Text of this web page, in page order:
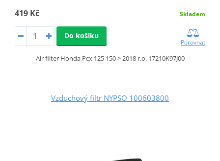
419 Kč Skladem
Do košíku
Porovnat
Air filter Honda Pcx 125 150 > 2018 r.o. 17210K97J00
Vzduchový filtr NYPSO 100603800